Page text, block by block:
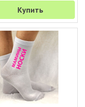
Купить